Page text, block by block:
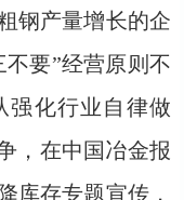
钢产量增长的企
要”经营原则不
强化行业自律做
，在中国冶金报
库存专题宣传，